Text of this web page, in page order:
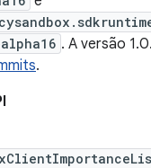
. A versão
.